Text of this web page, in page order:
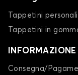
Tappetini
Tappetini in
INFORMAZIONE
Consegna/